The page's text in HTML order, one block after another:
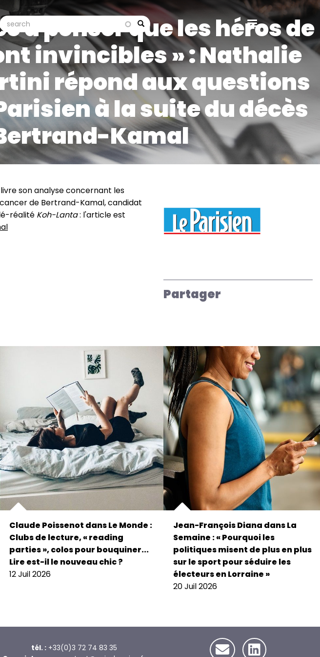
search
à penser que les héros de
invincibles » : Nathalie
répond aux questions
à la suite du décès
Kamal
son analyse concernant les
de Bertrand-Kamal, candidat
réalité Koh-Lanta: l'article est
Partager
Claude Poissenot dans Le Monde :
Clubs de lecture, « reading
parties », colos pour bouquiner...
Lire est-il le nouveau chic ?
12 Juil 2026
Jean-François Diana dans La
Semaine : « Pourquoi les
politiques misent de plus en plus
sur le sport pour séduire les
électeurs en Lorraine »
20 Juil 2026
tél. : +33(0)3 72 74 83 35